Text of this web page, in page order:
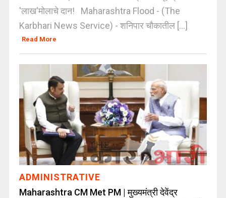
'लाख'मोलाचे दान! Maharashtra Flood - (The
Karbhari News Service) - शनिपार चौकातील [...]
Read More
ADMINISTRATIVE
Maharashtra CM Met PM | मुख्यमंत्री देवेंद्र